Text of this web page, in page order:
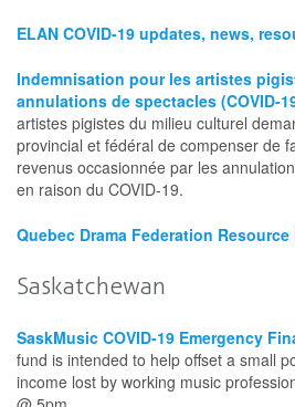
ELAN COVID-19 updates, news,
Indemnisation pour les artistes
annulations de spectacles (COVID-
artistes pigistes du milieu culturel
provincial et fédéral de compenser de
revenus occasionnée par les
en raison du COVID-19.
Quebec Drama Federation
Saskatchewan
SaskMusic COVID-19 Emergency
fund is intended to help offset a small
income lost by working music